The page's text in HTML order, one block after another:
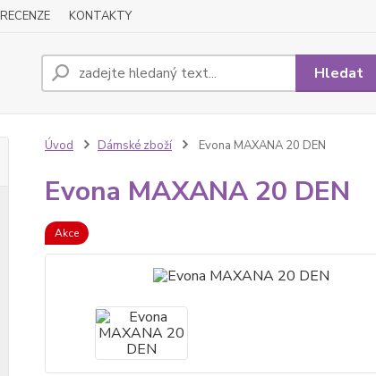
RECENZE KONTAKTY
Hledat
Úvod Dámské zboží Evona MAXANA 20 DEN
Evona MAXANA 20 DEN
Akce